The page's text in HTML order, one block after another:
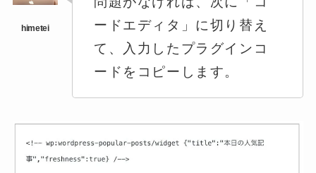
ードエディタ」に切り替え
て、入力した プラグインコ
ードをコピー します。